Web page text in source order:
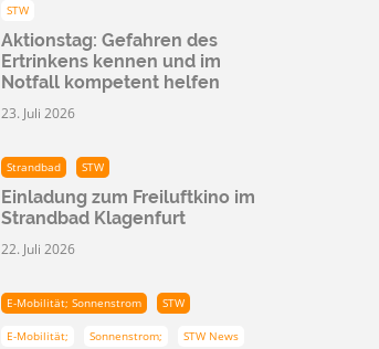
STW
Aktionstag: Gefahren des
Ertrinkens kennen und im
Notfall kompetent helfen
23. Juli 2026
Strandbad STW
Einladung zum Freiluftkino im
Strandbad Klagenfurt
22. Juli 2026
E-Mobilität; Sonnenstrom STW
E-Mobilität; Sonnenstrom; STW News